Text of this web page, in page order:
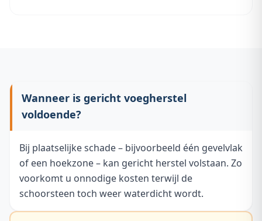
Wanneer is gericht voegherstel
voldoende?
Bij plaatselijke schade – bijvoorbeeld één gevelvlak
of een hoekzone – kan gericht herstel volstaan. Zo
voorkomt u onnodige kosten terwijl de
schoorsteen toch weer waterdicht wordt.